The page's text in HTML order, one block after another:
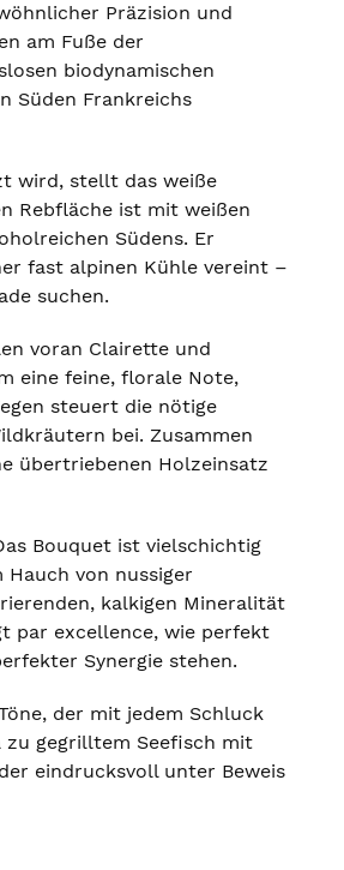
Präzision und
am Fuße der
biodynamischen
Süden Frankreichs
wird, stellt das weiße
Rebfläche ist mit weißen
Südens. Er
fast alpinen Kühle vereint –
suchen.
voran Clairette und
eine feine, florale Note,
steuert die nötige
bei. Zusammen
übertriebenen Holzeinsatz
Bouquet ist vielschichtig
von nussiger
kalkigen Mineralität
par excellence, wie perfekt
Synergie stehen.
der mit jedem Schluck
zu gegrilltem Seefisch mit
eindrucksvoll unter Beweis